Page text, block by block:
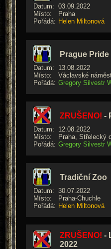
Datum: 03.09.2022
Místo:
Praha
Pořádá: Helen Miltonová
Prague
Datum:
13.08.2022
Místo:
Václavské
Pořádá: Gregory Silvestr
ZRUŠENO! -
Datum:
12.08.2022
Místo:
Praha, Střelecký
Pořádá: Gregory Silvestr
Tradiční Zoo
Datum: 30.07.2022
Místo:
Praha-Chuchle
Pořádá: Helen Miltonová
ZRUŠENO! -
2022